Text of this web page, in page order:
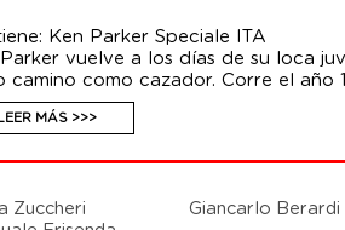
Ken Parker Speciale ITA
vuelve a los días de su loca
camino como cazador. Corre el año
unos días de la familia, la rutina y
vertiginosa: entregar una carta
volumen comprende una historia
número de la publicación Ken
con Ivo Milazzo para dar forma
MÁS >>>
Zuccheri Giancarlo Berardi